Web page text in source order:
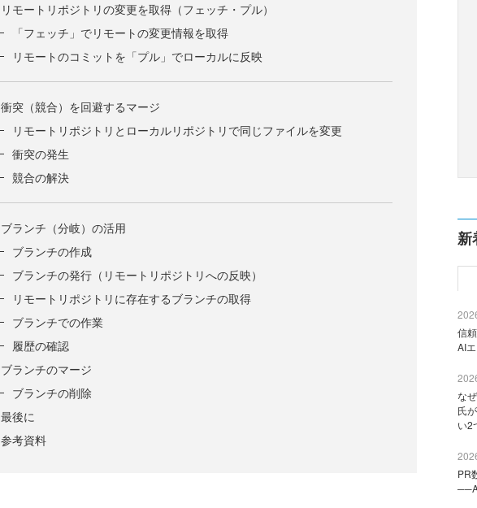
リモートリポジトリの変更を取得（フェッチ・プル）
「フェッチ」でリモートの変更情報を取得
リモートのコミットを「プル」でローカルに反映
衝突（競合）を回避するマージ
リモートリポジトリとローカルリポジトリで同じファイルを変更
衝突の発生
競合の解決
ブランチ（分岐）の活用
ブランチの作成
ブランチの発行（リモートリポジトリへの反映）
リモートリポジトリに存在するブランチの取得
ブランチでの作業
履歴の確認
ブランチのマージ
ブランチの削除
最後に
参考資料
新
信
AI
な
氏
い2
PR